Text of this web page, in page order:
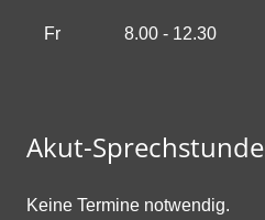
Fr 8.00 - 12.30
Akut-Sprechstunde
Keine Termine notwendig.